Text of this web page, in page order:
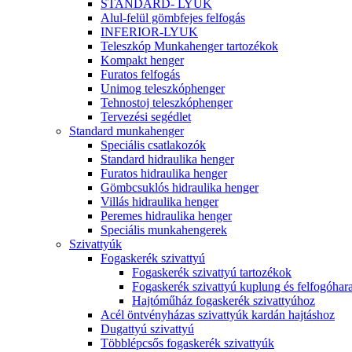
STANDARD- LYUK
Alul-felül gömbfejes felfogás
INFERIOR-LYUK
Teleszkóp Munkahenger tartozékok
Kompakt henger
Furatos felfogás
Unimog teleszkóphenger
Tehnostoj teleszkóphenger
Tervezési segédlet
Standard munkahenger
Speciális csatlakozók
Standard hidraulika henger
Furatos hidraulika henger
Gömbcsuklós hidraulika henger
Villás hidraulika henger
Peremes hidraulika henger
Speciális munkahengerek
Szivattyúk
Fogaskerék szivattyú
Fogaskerék szivattyú tartozékok
Fogaskerék szivattyú kuplung és
Hajtóműház fogaskerék szivattyúhoz
Acél öntvényházas szivattyúk kardán hajtáshoz
Dugattyú szivattyú
Többlépcsős fogaskerék szivattyúk